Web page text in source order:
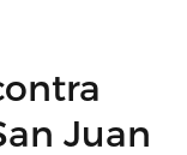
Juan